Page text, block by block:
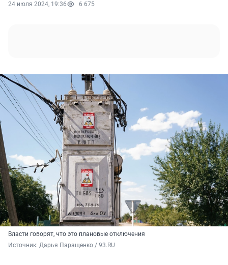
24 июля 2024, 19:36 6 675
Власти говорят, что это плановые отключения
Источник: Дарья Паращенко / 93.RU